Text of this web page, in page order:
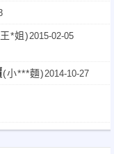
*姐)2015-02-05
(小***麵) 2014-10-27